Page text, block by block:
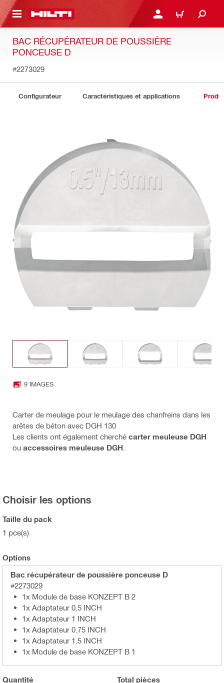
CONTENT CONNEXION OU
PANIER
BAC RÉCUPÉRATEUR DE POUSSIÈRE
PONCEUSE D
#2273029
Configurateur Caractéristiques et applications
9 IMAGES
Carter de meulage pour le meulage des chanfreins dans les
arêtes de béton avec DGH 130
Les clients ont également cherché carter meuleuse DGH
ou accessoires meuleuse DGH
Choisir les options
Taille du pack
1 pce(s)
Options
Bac récupérateur de poussière ponceuse D
#2273029
1x Module de base KONZEPT B 2
1x Adaptateur 0.5 INCH
1x Adaptateur 1 INCH
1x Adaptateur 0.75 INCH
1x Adaptateur 1.5 INCH
1x Module de base KONZEPT B 1
Quantité Total pièces